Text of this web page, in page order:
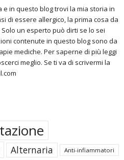
e in questo blog trovi la mia storia in
di essere allergico, la prima cosa da
un esperto può dirti se lo sei
contenute in questo blog sono da
mediche. Per saperne di più leggi
meglio. Se ti va di scrivermi la
Alternaria Anti-infiammatori